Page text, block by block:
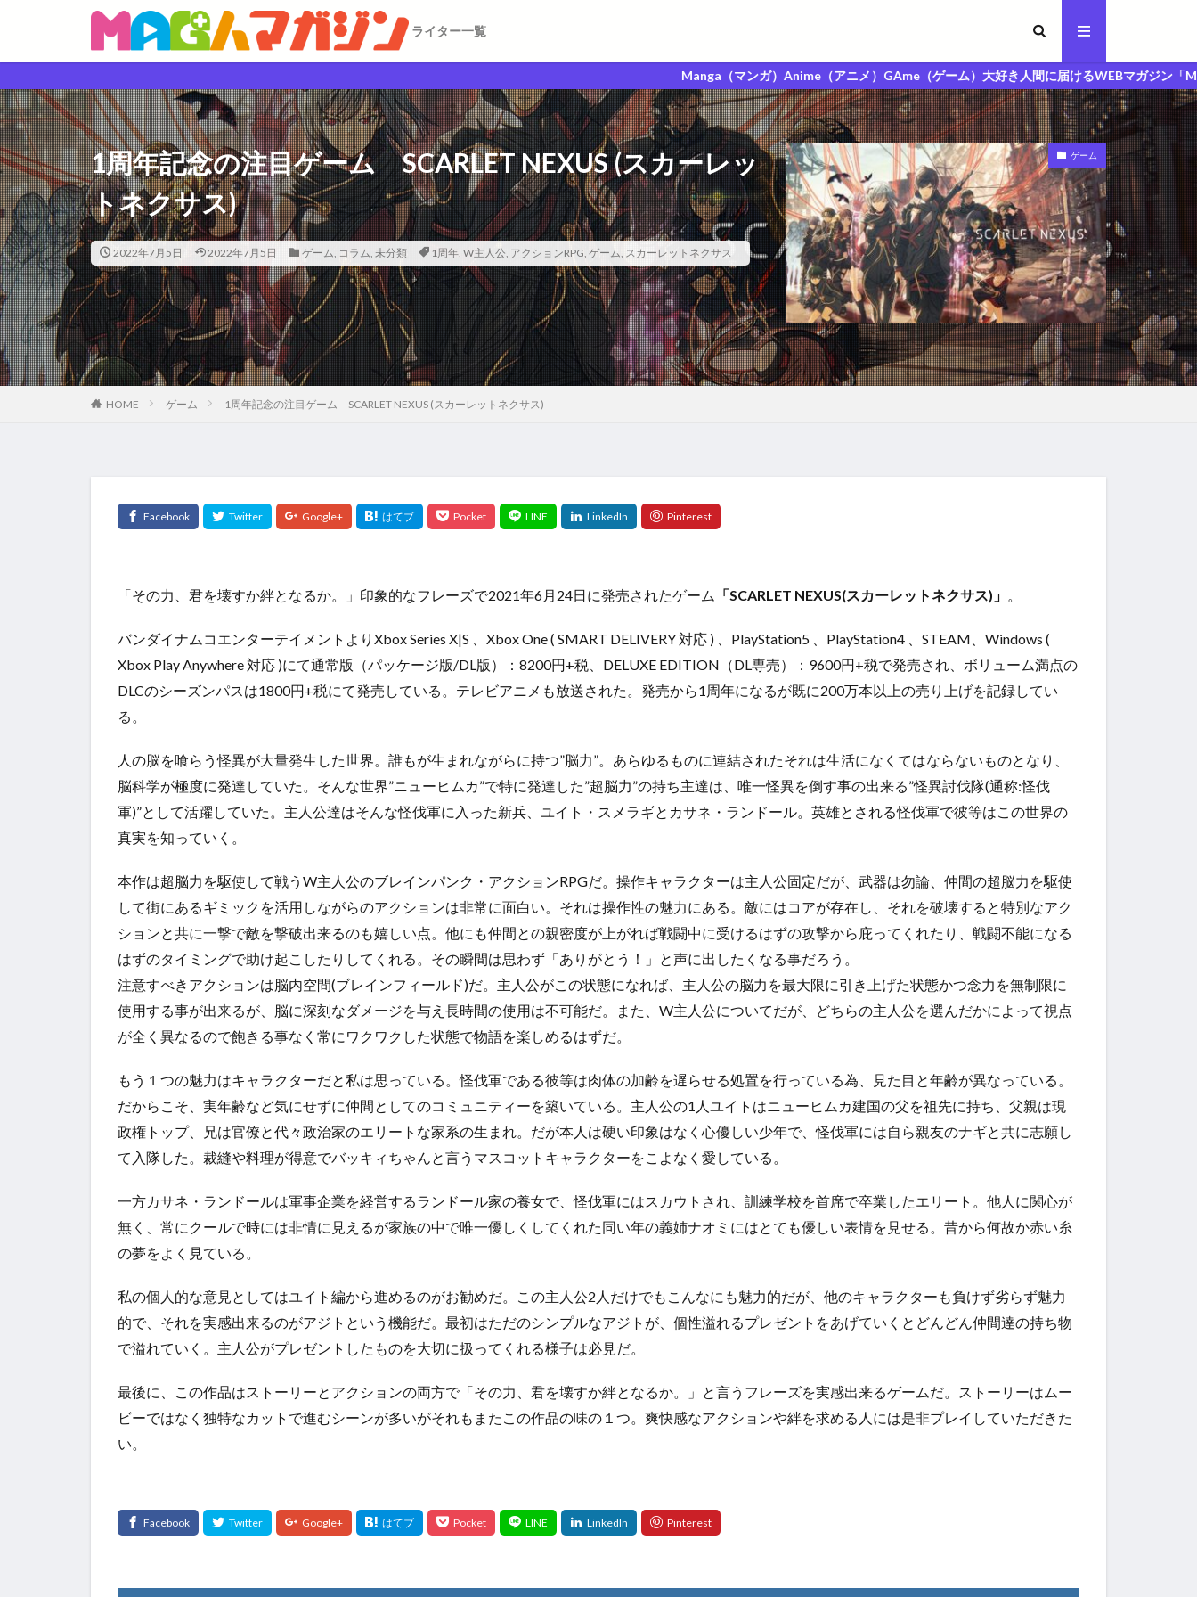
ライター一覧
Manga（マンガ）Anime（アニメ）GAme（ゲーム）大好き人間に届けるWEBマガジン「MAGA人マガジン」
1周年記念の注目ゲーム SCARLET NEXUS (スカーレッ
トネクサス)
2022年7月5日 2022年7月5日 ゲーム, コラム, 未分類 1周年, W主人公, アクションRPG, ゲーム, スカーレットネクサス
ゲーム
HOME ゲーム 1周年記念の注目ゲーム SCARLET NEXUS (スカーレットネクサス)
「その力、君を壊すか絆となるか。」印象的なフレーズで2021年6月24日に発売されたゲーム 「SCARLET NEXUS(スカーレットネクサス)」
バンダイナムコエンターテイメントよりXbox Series X|S 、Xbox One ( SMART DELIVERY 対応 ) 、PlayStation5 、PlayStation4 、STEAM、Windows (
Xbox Play Anywhere 対応 )にて通常版（パッケージ版/DL版）：8200円+税、 DELUXE EDITION（DL専売）：9600円+税で発売され、ボリューム満点の
DLCのシーズンパスは1800円+税にて発売している。テレビアニメも放送された。発売から1周年になるが既に200万本以上の売り上げを記録してい
る。
人の脳を喰らう怪異が大量発生した世界。誰もが生まれながらに持つ”脳力”。あらゆるものに連結されたそれは生活になくてはならないものとなり、
脳科学が極度に発達していた。そんな世界”ニューヒムカ”で特に発達した”超脳力”の持ち主達は、唯一怪異を倒す事の出来る”怪異討伐隊(通称:怪伐
軍)”として活躍していた。主人公達はそんな怪伐軍に入った新兵、ユイト・スメラギとカサネ・ランドール。英雄とされる怪伐軍で彼等はこの世界の
真実を知っていく。
本作は超脳力を駆使して戦うW主人公のブレインパンク・アクションRPGだ。操作キャラクターは主人公固定だが、武器は勿論、仲間の超脳力を駆使
して街にあるギミックを活用しながらのアクションは非常に面白い。それは操作性の魅力にある。敵にはコアが存在し、それを破壊すると特別なアク
ションと共に一撃で敵を撃破出来るのも嬉しい点。他にも仲間との親密度が上がれば戦闘中に受けるはずの攻撃から庇ってくれたり、戦闘不能になる
はずのタイミングで助け起こしたりしてくれる。その瞬間は思わず「ありがとう！」と声に出したくなる事だろう。
注意すべきアクションは脳内空間(ブレインフィールド)だ。主人公がこの状態になれば、主人公の脳力を最大限に引き上げた状態かつ念力を無制限に
使用する事が出来るが、脳に深刻なダメージを与え長時間の使用は不可能だ。また、W主人公についてだが、どちらの主人公を選んだかによって視点
が全く異なるので飽きる事なく常にワクワクした状態で物語を楽しめるはずだ。
もう１つの魅力はキャラクターだと私は思っている。怪伐軍である彼等は肉体の加齢を遅らせる処置を行っている為、見た目と年齢が異なっている。
だからこそ、実年齢など気にせずに仲間としてのコミュニティーを築いている。主人公の1人ユイトはニューヒムカ建国の父を祖先に持ち、父親は現
政権トップ、兄は官僚と代々政治家のエリートな家系の生まれ。だが本人は硬い印象はなく心優しい少年で、怪伐軍には自ら親友のナギと共に志願し
て入隊した。裁縫や料理が得意でバッキィちゃんと言うマスコットキャラクターをこよなく愛している。
一方カサネ・ランドールは軍事企業を経営するランドール家の養女で、怪伐軍にはスカウトされ、訓練学校を首席で卒業したエリート。他人に関心が
無く、常にクールで時には非情に見えるが家族の中で唯一優しくしてくれた同い年の義姉ナオミにはとても優しい表情を見せる。昔から何故か赤い糸
の夢をよく見ている。
私の個人的な意見としてはユイト編から進めるのがお勧めだ。この主人公2人だけでもこんなにも魅力的だが、他のキャラクターも負けず劣らず魅力
的で、それを実感出来るのがアジトという機能だ。最初はただのシンプルなアジトが、個性溢れるプレゼントをあげていくとどんどん仲間達の持ち物
で溢れていく。主人公がプレゼントしたものを大切に扱ってくれる様子は必見だ。
最後に、この作品はストーリーとアクションの両方で「その力、君を壊すか絆となるか。」と言うフレーズを実感出来るゲームだ。ストーリーはムー
ビーではなく独特なカットで進むシーンが多いがそれもまたこの作品の味の１つ。爽快感なアクションや絆を求める人には是非プレイしていただきた
い。